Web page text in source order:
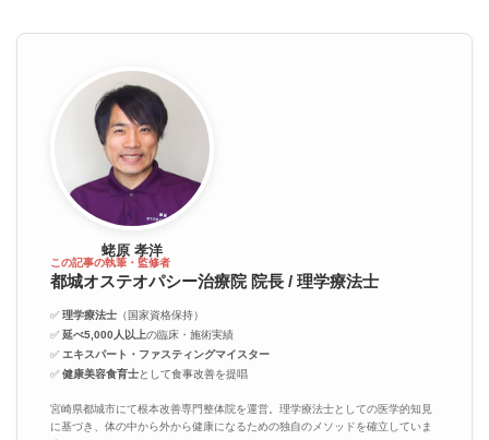
蛯原 孝洋
この記事の執筆・監修者
都城オステオパシー治療院 院長 / 理学療法士
✅ 理学療法士 （国家資格保持）
✅ 延べ5,000人以上の臨床・施術実績
✅ エキスパート・ファスティングマイスター
✅ 健康美容食育士として食事改善を提唱
宮崎県都城市にて根本改善専門整体院を運営。理学療法士としての医学的知見
に基づき、体の中から外から健康になるための独自のメソッドを確立していま